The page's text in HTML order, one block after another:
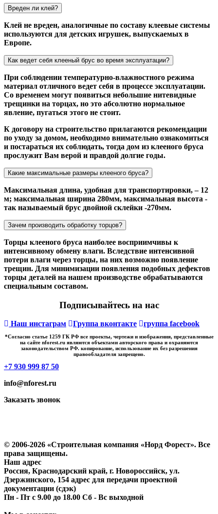
Вреден ли клей?
Клей не вреден, аналогичные по составу клеевые системы
используются для детских игрушек, выпускаемых в
Европе.
Как ведет себя клееный брус во время эксплуатации?
При соблюдении температурно-влажностного режима
материал отличного ведет себя в процессе эксплуатации.
Со временем могут появиться небольшие нитевидные
трещинки на торцах, но это абсолютно нормальное
явление, пугаться этого не стоит.
К договору на строительство прилагаются рекомендации
по уходу за домом, необходимо внимательно ознакомиться
и постараться их соблюдать, тогда дом из клееного бруса
прослужит Вам верой и правдой долгие годы.
Какие максимальные размеры клееного бруса?
Максимальная длина, удобная для транспортировки, – 12
м; максимальная ширина 280мм, максимальная высота -
так называемый брус двойной склейки -270мм.
Зачем производить обработку торцов?
Торцы клееного бруса наиболее восприимчивы к
интенсивному обмену влаги. Вследствие интенсивной
потери влаги через торцы, на них возможно появление
трещин. Для минимизации появления подобных дефектов
торцы деталей на нашем производстве обрабатываются
специальным составом.
Подписывайтесь на нас
Наш инстаграм Группа вконтакте группа facebook
*Cогласно статье 1259 ГК РФ все проекты, чертежи и изображения, представленные
на сайте nforest.ru являются объектами авторского права и охраняются
законодательством РФ. копирование, использование их без разрешения
правообладателя запрещено.
+7 930 999 87 50
info@nforest.ru
Заказать звонок
© 2006-2026 «Строительная компания «Норд Форест». Все
права защищены.
Наш адрес
Россия, Краснодарский край, г. Новороссийск, ул.
Дзержинского, 154 адрес для передачи проектной
документации (сдэк)
Пн - Пт с 9.00 до 18.00 Сб - Вс выходной